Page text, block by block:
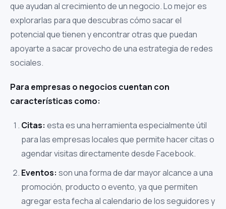
que ayudan al crecimiento de un negocio. Lo mejor es
explorarlas para que descubras cómo sacar el
potencial que tienen y encontrar otras que puedan
apoyarte a sacar provecho de una estrategia de redes
sociales.
Para empresas o negocios cuentan con
características como:
Citas: esta es una herramienta especialmente útil
para las empresas locales que permite hacer citas o
agendar visitas directamente desde Facebook.
Eventos: son una forma de dar mayor alcance a una
promoción, producto o evento, ya que permiten
agregar esta fecha al calendario de los seguidores y